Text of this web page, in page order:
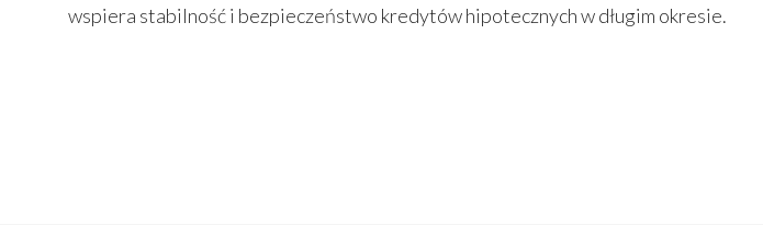
wspiera stabilność i bezpieczeństwo kredytów hipotecznych w długim okresie.